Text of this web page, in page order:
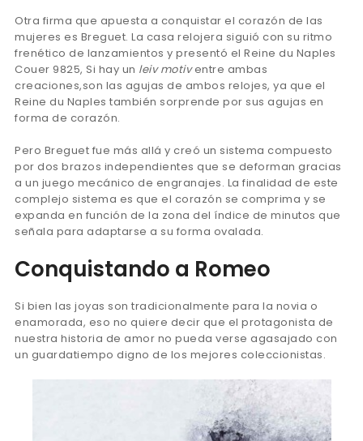
Otra firma que apuesta a conquistar el corazón de las
mujeres es Breguet. La casa relojera siguió con su ritmo
frenético de lanzamientos y presentó el Reine du Naples
Couer 9825, Si hay un leiv motiventre ambas
creaciones,son las agujas de ambos relojes, ya que el
Reine du Naples también sorprende por sus agujas en
forma de corazón.
Pero Breguet fue más allá y creó un sistema compuesto
por dos brazos independientes que se deforman gracias
a un juego mecánico de engranajes. La finalidad de este
complejo sistema es que el corazón se comprima y se
expanda en función de la zona del índice de minutos que
señala para adaptarse a su forma ovalada.
Conquistando a Romeo
Si bien las joyas son tradicionalmente para la novia o
enamorada, eso no quiere decir que el protagonista de
nuestra historia de amor no pueda verse agasajado con
un guardatiempo digno de los mejores coleccionistas.